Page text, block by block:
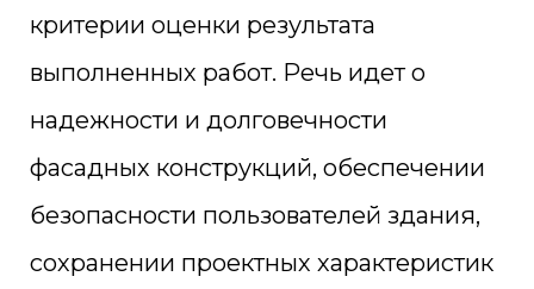
критерии оценки результата
выполненных работ. Речь идет о
надежности и долговечности
фасадных конструкций, обеспечении
безопасности пользователей здания,
сохранении проектных характеристик